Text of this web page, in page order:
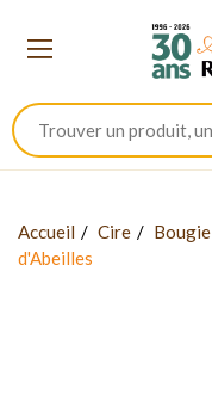
Accueil Cire Bougie
d'Abeilles